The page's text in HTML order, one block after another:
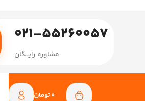
021-55260057
مشاوره رایـــگان
0 تومان